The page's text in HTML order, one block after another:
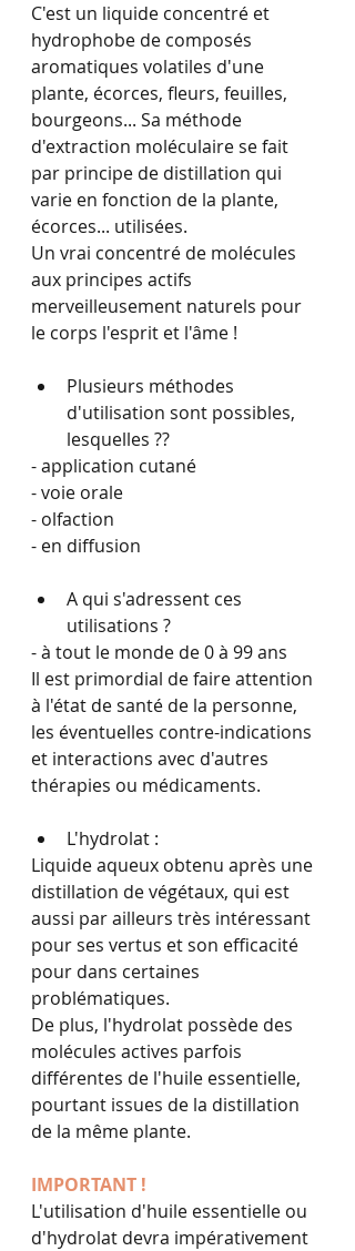
C'est un liquide concentré et
hydrophobe de composés
aromatiques volatiles d'une
plante, écorces, fleurs, feuilles,
bourgeons... Sa méthode
d'extraction moléculaire se fait
par principe de distillation qui
varie en fonction de la plante,
écorces... utilisées.
Un vrai concentré de molécules
aux principes actifs
merveilleusement naturels pour
le corps l'esprit et l'âme !
Plusieurs méthodes
d'utilisation sont possibles,
lesquelles ??
- application cutané
- voie orale
- olfaction
- en diffusion
A qui s'adressent ces
utilisations ?
- à tout le monde de 0 à 99 ans
Il est primordial de faire attention
à l'état de santé de la personne,
les éventuelles contre-indications
et interactions avec d'autres
thérapies ou médicaments.
L'hydrolat :
Liquide aqueux obtenu après une
distillation de végétaux, qui est
aussi par ailleurs très intéressant
pour ses vertus et son efficacité
pour dans certaines
problématiques.
De plus, l'hydrolat possède des
molécules actives parfois
différentes de l'huile essentielle,
pourtant issues de la distillation
de la même plante.
IMPORTANT !
L'utilisation d'huile essentielle ou
d'hydrolat devra impérativement